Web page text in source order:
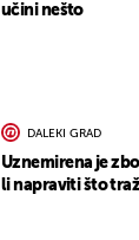
učini nešto
DALEKI GRAD
Uznemirena je
li napraviti što